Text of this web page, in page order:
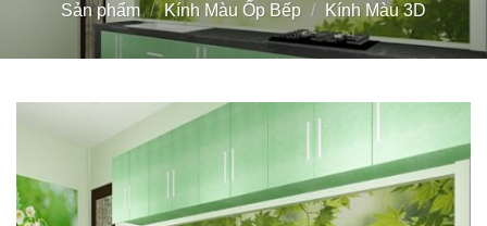
Sản phẩm / Kính Màu Ốp Bếp / Kính Màu 3D